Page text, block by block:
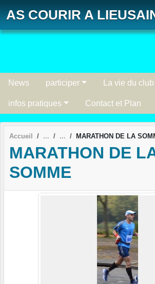
AS COURIR A
News participer La vie du club
infos pratiques Contact et Plan
Accueil MARATHON DE LA
MARATHON DE
SOMME